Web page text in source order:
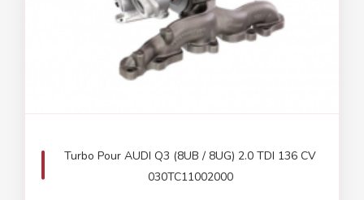
Turbo Pour AUDI Q3 (8UB / 8UG) 2.0 TDI 136 CV
030TC11002000